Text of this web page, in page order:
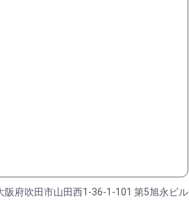
阪府吹田市山田西1-36-1-101 第5旭永ビル